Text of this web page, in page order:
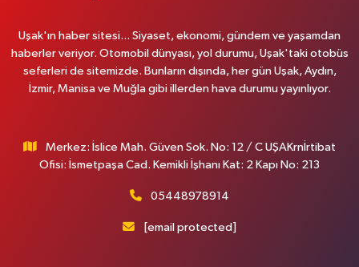
Uşak'ın haber sitesi... Siyaset, ekonomi, gündem ve yaşamdan
haberler veriyor. Otomobil dünyası, yol durumu, Uşak'taki otobüs
seferleri de sitemizde. Bunların dışında, her gün Uşak, Aydın,
İzmir, Manisa ve Muğla gibi illerden hava durumu yayınlıyor.
Merkez: İslice Mah. Güven Sok. No: 12 / C UŞAKrnİrtibat
Ofisi: İsmetpaşa Cad. Kemikli İşhanı Kat: 2 Kapı No: 213
05448978914
[email protected]